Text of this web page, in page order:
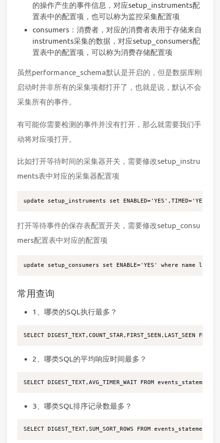
的操作产生的事件信息，对应setup_instruments配
置表中的配置项，也可以称为监控采集配置项
consumers：消费者，对应的消费者表用于存储来自
instruments采集的数据，对应setup_consumers配
置表中的配置项，可以称为消费存储配置项
虽然performance_schema默认是开启的，但是数据库刚
启动时并非所有的采集项都打开了，也就是说，默认不会
采集所有的事件。
有可能你需要检测的事件并没有打开，那么就需要我们手
动将对应项打开。
比如打开等待时间的采集器开关，需要修改setup_instru
ments表中对应的采集器配置项
打开等待事件的保存表配置开关，需要修改setup_consu
mers配置表中对应的配置项
常用查询
1、哪类的SQL执行最多？
2、哪类SQL的平均响应时间最多？
3、哪类SQL排序记录数最多？